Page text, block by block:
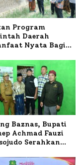
Program
Daerah
Nyata Bagi
Tinjau Langsung
Lele dan Ayam
di Desa Bataal
Baznas, Bupati
Achmad Fauzi
Serahkan